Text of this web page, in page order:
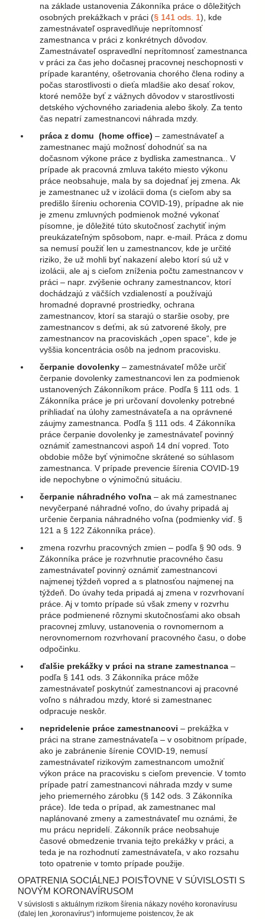
na základe ustanovenia Zákonníka práce o dôležitých
osobných prekážkach v práci (§ 141 ods. 1), kde
zamestnávateľ ospravedlňuje neprítomnosť
zamestnanca v práci z konkrétnych dôvodov.
Zamestnávateľ ospravedlní neprítomnosť zamestnanca
v práci za čas jeho dočasnej pracovnej neschopnosti v
prípade karantény, ošetrovania chorého člena rodiny a
počas starostlivosti o dieťa mladšie ako desať rokov,
ktoré nemôže byť z vážnych dôvodov v starostlivosti
detského výchovného zariadenia alebo školy. Za tento
čas nepatrí zamestnancovi náhrada mzdy.
práca z domu (home office) – zamestnávateľ a
zamestnanec majú možnosť dohodnúť sa na
dočasnom výkone práce z bydliska zamestnanca.. V
prípade ak pracovná zmluva takéto miesto výkonu
práce neobsahuje, mala by sa dojednať jej zmena. Ak
je zamestnanec už v izolácii doma (s cieľom aby sa
predišlo šíreniu ochorenia COVID-19), prípadne ak nie
je zmenu zmluvných podmienok možné vykonať
písomne, je dôležité túto skutočnosť zachytiť iným
preukázateľným spôsobom, napr. e-mail. Práca z domu
sa nemusí použiť len u zamestnancov, kde je určité
riziko, že už mohli byť nakazení alebo ktorí sú už v
izolácii, ale aj s cieľom zníženia počtu zamestnancov v
práci – napr. zvýšenie ochrany zamestnancov, ktorí
dochádzajú z väčších vzdialeností a používajú
hromadné dopravné prostriedky, ochrana
zamestnancov, ktorí sa starajú o staršie osoby, pre
zamestnancov s deťmi, ak sú zatvorené školy, pre
zamestnancov na pracoviskách „open space“, kde je
vyššia koncentrácia osôb na jednom pracovisku.
čerpanie dovolenky – zamestnávateľ môže určiť
čerpanie dovolenky zamestnancovi len za podmienok
ustanovených Zákonníkom práce. Podľa § 111 ods. 1
Zákonníka práce je pri určovaní dovolenky potrebné
prihliadať na úlohy zamestnávateľa a na oprávnené
záujmy zamestnanca. Podľa § 111 ods. 4 Zákonníka
práce čerpanie dovolenky je zamestnávateľ povinný
oznámiť zamestnancovi aspoň 14 dní vopred. Toto
obdobie môže byť výnimočne skrátené so súhlasom
zamestnanca. V prípade prevencie šírenia COVID-19
ide nepochybne o výnimočnú situáciu.
čerpanie náhradného voľna – ak má zamestnanec
nevyčerpané náhradné voľno, do úvahy pripadá aj
určenie čerpania náhradného voľna (podmienky viď. §
121 a § 122 Zákonníka práce).
zmena rozvrhu pracovných zmien – podľa § 90 ods. 9
Zákonníka práce je rozvrhnutie pracovného času
zamestnávateľ povinný oznámiť zamestnancovi
najmenej týždeň vopred a s platnosťou najmenej na
týždeň. Do úvahy teda pripadá aj zmena v rozvrhovaní
práce. Aj v tomto prípade sú však zmeny v rozvrhu
práce podmienené rôznymi skutočnosťami ako obsah
pracovnej zmluvy, ustanovenia o rovnomernom a
nerovnomernom rozvrhovaní pracovného času, o dobe
odpočinku.
ďalšie prekážky v práci na strane zamestnanca –
podľa § 141 ods. 3 Zákonníka práce môže
zamestnávateľ poskytnúť zamestnancovi aj pracovné
voľno s náhradou mzdy, ktoré si zamestnanec
odpracuje neskôr.
nepridelenie práce zamestnancovi – prekážka v
práci na strane zamestnávateľa – v osobitnom prípade,
ako je zabránenie šírenie COVID-19, nemusí
zamestnávateľ rizikovým zamestnancom umožniť
výkon práce na pracovisku s cieľom prevencie. V tomto
prípade patrí zamestnancovi náhrada mzdy v sume
jeho priemerného zárobku (§ 142 ods. 3 Zákonníka
práce). Ide teda o prípad, ak zamestnanec mal
naplánované zmeny a zamestnávateľ mu oznámi, že
mu prácu nepridelí. Zákonník práce neobsahuje
časové obmedzenie trvania tejto prekážky v práci, a
teda je na rozhodnutí zamestnávateľa, v ako rozsahu
toto opatrenie v tomto prípade použije.
OPATRENIA SOCIÁLNEJ POISŤOVNE V SÚVISLOSTI S
NOVÝM KORONAVÍRUSOM
V súvislosti s aktuálnym rizikom šírenia nákazy nového koronavírusu
(ďalej len „koronavírus“) informujeme poistencov, že ak